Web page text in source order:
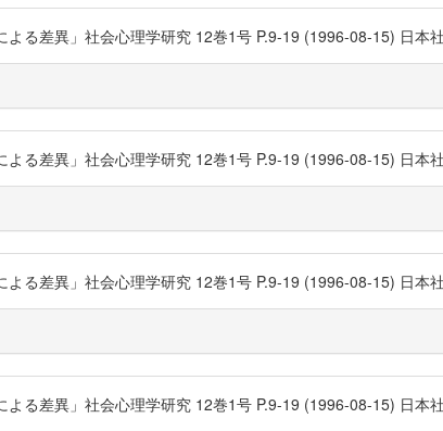
よる差異」社会心理学研究 12巻1号 P.9-19 (1996-08-15) 日
よる差異」社会心理学研究 12巻1号 P.9-19 (1996-08-15) 日
よる差異」社会心理学研究 12巻1号 P.9-19 (1996-08-15) 日
よる差異」社会心理学研究 12巻1号 P.9-19 (1996-08-15) 日